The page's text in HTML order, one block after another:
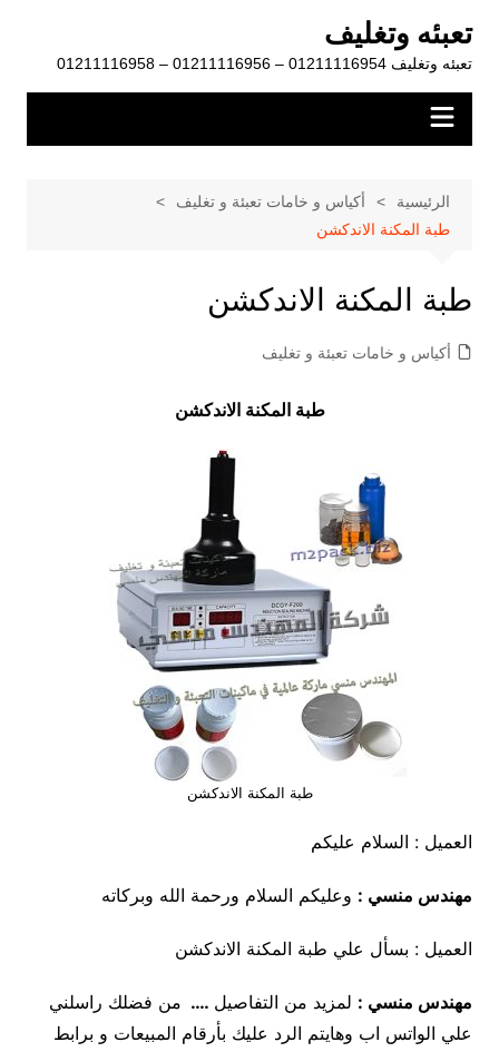
المحتوى
تعبئه وتغليف
تعبئه وتغليف 01211116954 – 01211116956 – 01211116958
الرئيسية
أكياس و خامات تعبئة و تغليف
طبة المكنة الاندكشن
طبة المكنة الاندكشن
أكياس و خامات تعبئة و تغليف
طبة المكنة الاندكشن
طبة المكنة الاندكشن
العميل : السلام عليكم
مهندس منسي : وعليكم السلام ورحمة الله وبركاته
العميل : بسأل علي طبة المكنة الاندكشن
مهندس منسي : لمزيد من التفاصيل …. من فضلك راسلني
علي الواتس اب وهايتم الرد عليك بأرقام المبيعات و برابط